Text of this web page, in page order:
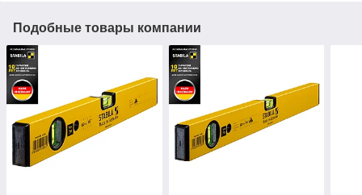
Подобные товары компании